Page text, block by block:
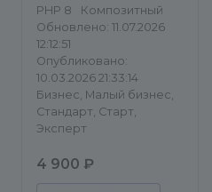
PHP 8
Композитный
Обновлено: 11.07.2026
12:12:51
Опубликовано:
10.03.2026 21:33:14
Бизнес, Малый бизнес,
Стандарт, Старт,
Эксперт
4 900 ₽